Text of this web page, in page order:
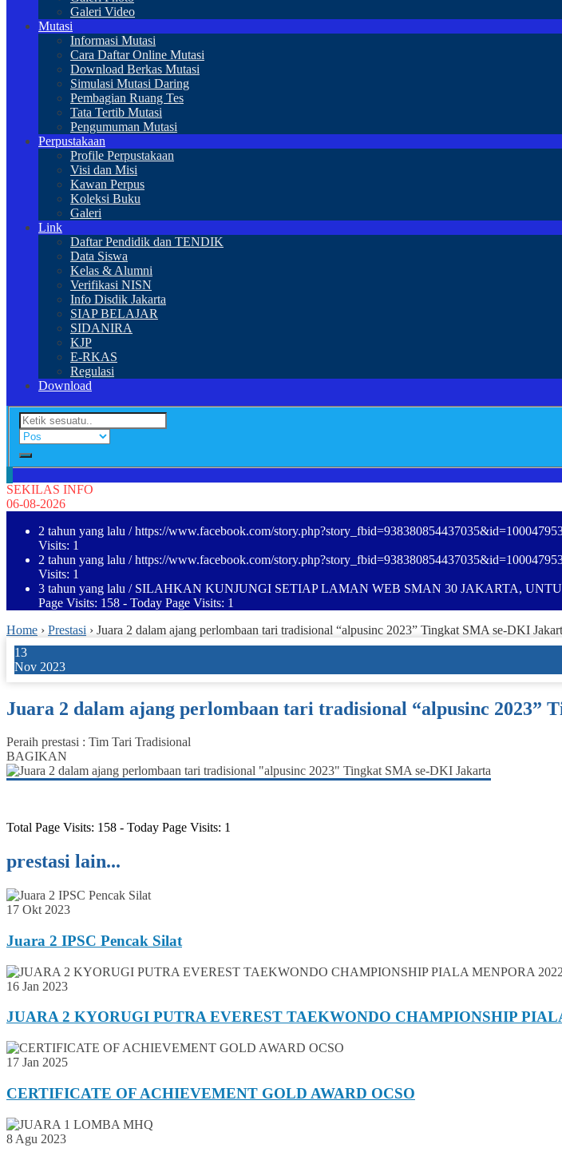
Galeri Video
Mutasi
Informasi Mutasi
Cara Daftar Online Mutasi
Download Berkas Mutasi
Simulasi Mutasi Daring
Pembagian Ruang Tes
Tata Tertib Mutasi
Pengumuman Mutasi
Perpustakaan
Profile Perpustakaan
Visi dan Misi
Kawan Perpus
Koleksi Buku
Galeri
Link
Daftar Pendidik dan TENDIK
Data Siswa
Kelas & Alumni
Verifikasi NISN
Info Disdik Jakarta
SIAP BELAJAR
SIDANIRA
KJP
E-RKAS
Regulasi
Download
SEKILAS INFO
06-08-2026
2 tahun yang lalu / https://www.facebook.com/
Visits: 1
2 tahun yang lalu / https://www.facebook.com/
Visits: 1
3 tahun yang lalu / SILAHKAN KUNJUNGI SETIAP LAMAN WEB SMAN 30 JAKARTA,
Page Visits: 158 - Today Page Visits: 1
Home › Prestasi › Juara 2 dalam ajang perlombaan tari tradisional “alpusinc 2023” Tingkat SMA se-DKI
13
Nov 2023
Juara 2 dalam ajang perlombaan tari tradisional “alpusinc 2023”
Peraih prestasi : Tim Tari Tradisional
BAGIKAN
Total Page Visits: 158 - Today Page Visits: 1
prestasi lain...
17 Okt 2023
Juara 2 IPSC Pencak Silat
16 Jan 2023
JUARA 2 KYORUGI PUTRA EVEREST TAEKWONDO CHAMPIONSHIP
17 Jan 2025
CERTIFICATE OF ACHIEVEMENT GOLD AWARD OCSO
8 Agu 2023